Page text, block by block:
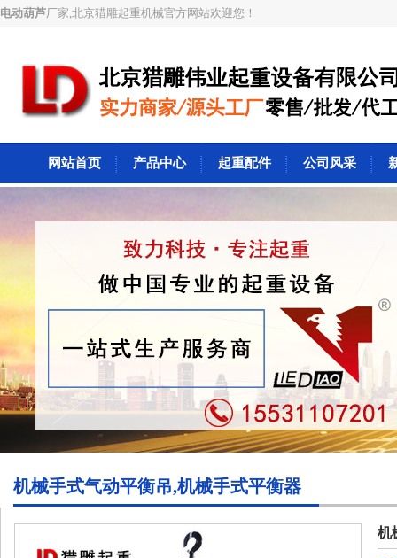
电动葫芦厂家,北京猎雕起重机械官方网站欢迎您！
网站首页 产品中心 起重配件 公司风采
机械手式气动平衡吊,机械手式平衡器
机